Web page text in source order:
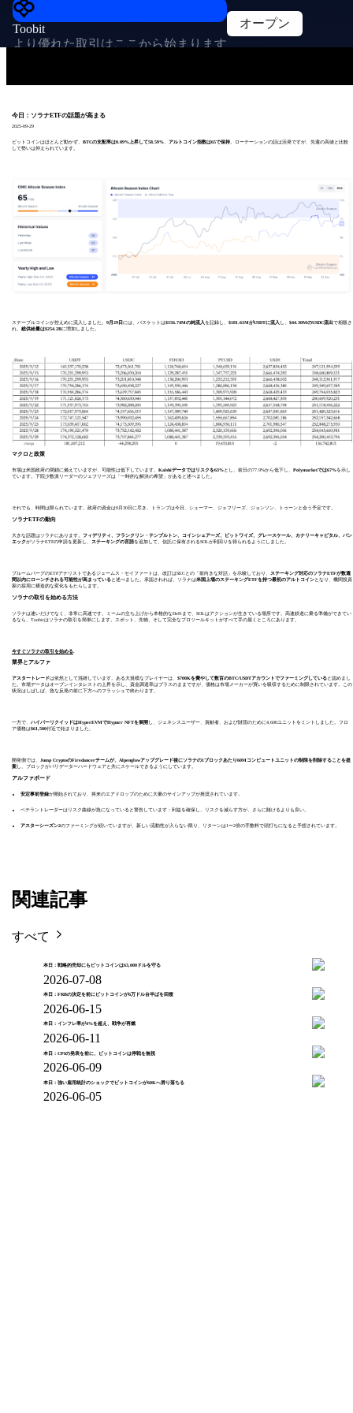
Toobit
より優れた取引はここから始まります
オープン
今日：ソラナETFの話題が高まる
2025-09-29
ビットコインはほとんど動かず、 BTCの支配率は0.09%上昇して58.59%、 アルトコイン指数は65で保持。ローテーションの話は活発ですが、先週の高値と比較
して勢いは抑えられています。
ステーブルコインが控えめに流入しました。 9月29日には、バスケットは$156.74Mの純流入を記録し、 $181.61MがUSDTに流入し、 $44.30MのUSDC流出で相殺さ
れ、 総供給量は$254.2Bに増加しました。
マクロと政策
市場は米国政府の閉鎖に備えていますが、可能性は低下しています。 Kalshiデータではリスクを63%とし、前日の77.9%から低下し、 Polymarketでは67%を示し
ています。下院少数派リーダーのジェフリーズは「一時的な解決の希望」があると述べました。
それでも、時間は限られています。政府の資金は9月30日に尽き、トランプは今日、シューマー、ジェフリーズ、ジョンソン、トゥーンと会う予定です。
ソラナETFの動向
大きな話題はソラナにあります。 フィデリティ、フランクリン・テンプルトン、コインシェアーズ、ビットワイズ、グレースケール、カナリーキャピタル、バン
エックがソラナETFの申請を更新し、 ステーキングの言語を追加して、信託に保有されるSOLが利回りを得られるようにしました。
ブルームバーグのETFアナリストであるジェームス・セイファートは、改訂はSECとの「前向きな対話」を示唆しており、
ステーキング対応のソラナETFが数週
間以内にローンチされる可能性が高まっていると述べました。承認されれば、ソラナは米国上場のステーキングETFを持つ最初のアルトコインとなり、機関投資
家の採用に構造的な変化をもたらします。
ソラナの取引を始める方法
ソラナは速いだけでなく、非常に高速です。ミームの立ち上げから本格的なDeFiまで、SOLはアクションが生きている場所です。高速鉄道に乗る準備ができてい
るなら、Toobitはソラナの取引を簡単にします。スポット、先物、そして完全なプロツールキットがすべて手の届くところにあります。
今すぐソラナの取引を始める.
業界とアルファ
アスタートレードは依然として混雑しています。ある大規模なプレイヤーは、 $700Kを費やして数百のBTC/USDTアカウントでファーミングしていると認めまし
た。市場データはオープンインタレストの上昇を示し、資金調達率はプラスのままですが、価格は市場メーカーが買いを吸収するために制限されています。この
状況はしばしば、急な反発の前に下方へのフラッシュで終わります。
一方で、 ハイパーリクイッドはHyperEVMでHypurr NFTを展開
し、ジェネシスユーザー、貢献者、および財団のために4,600ユニットをミントしました。フロ
ア価格は$61,500付近で始まりました。
開発側では、 Jump CryptoのFiredancerチームが、Alpenglowアップグレード後にソラナの1ブロックあたり60Mコンピュートユニットの制限を削除することを提
案し、ブロックがバリデーターハードウェアと共にスケールできるようにしています。
アルファボード
安定事前登録が開始されており、将来のエアドロップのために大量のサインアップが推奨されています。
ベテラントレーダーはリスク曲線が急になっていると警告しています：利益を確保し、リスクを減らす方が、さらに賭けるよりも良い。
アスターシーズン2のファーミングが続いていますが、新しい流動性が入らない限り、リターンは1〜2倍の手数料で頭打ちになると予想されています。
関連記事
すべて
本日：戦略的売却にもビットコインは63,000ドルを守る
2026-07-08
本日：FRBの決定を前にビットコインが6万ドル台半ばを回復
2026-06-15
本日：インフレ率が4%を超え、戦争が再燃
2026-06-11
本日：CPIの発表を前に、ビットコインは停戦を無視
2026-06-09
本日：強い雇用統計のショックでビットコインが60Kへ滑り落ちる
2026-06-05